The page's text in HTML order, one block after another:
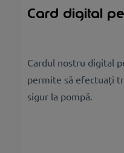
Card digital
Cardul nostru digital
permite să efectuați
sigur la pompă.